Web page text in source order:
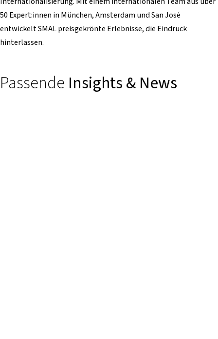
50 Expert:innen in München, Amsterdam und San José
entwickelt SMAL preisgekrönte Erlebnisse, die Eindruck
hinterlassen.
Passende Insights & News